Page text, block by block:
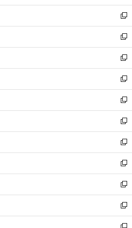
開
く
ウ
で
開
く
ン
ド
ウ
で
開
く
新
し
い
ウ
ィ
ン
ド
ウ
で
開
く
新
し
い
ウ
ィ
ン
ド
ウ
で
開
く
新
し
い
ウ
ィ
ン
ド
ウ
で
開
く
新
し
い
ウ
ィ
ン
ド
ウ
で
開
く
新
し
い
ウ
ィ
ン
ド
ウ
で
開
く
新
し
い
ウ
ィ
ン
ド
ウ
で
開
く
新
し
い
ウ
ィ
ン
ド
ウ
新
し
い
ウ
ィ
ン
新
し
い
ウ
新
し